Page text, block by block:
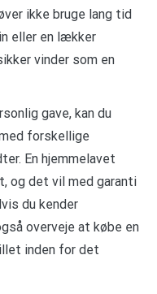
ikke bruge lang tid
eller en lækker
vinder som en
gave, kan du
forskellige
En hjemmelavet
og det vil med garanti
du kender
overveje at købe en
inden for det